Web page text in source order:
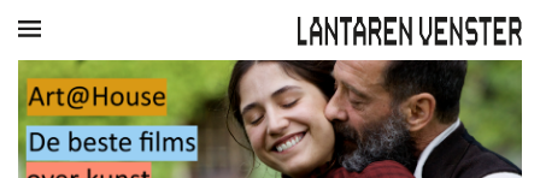
AGENDA FILM MUZIEK RESTAURANT VERHUUR
Winkelmandje
Zoek